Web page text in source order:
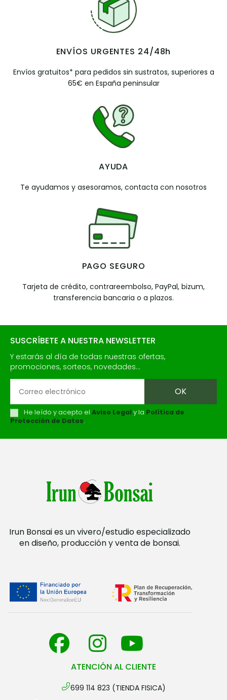
ENVÍOS URGENTES 24/48h
Envíos gratuitos* para pedidos sin sustratos, superiores a
65€ en España peninsular
AYUDA
Te ayudamos y asesoramos, contacta con nosotros
PAGO SEGURO
Tarjeta de crédito, contrareembolso, PayPal, bizum,
transferencia bancaria o a plazos.
SUSCRÍBETE A NUESTRA NEWSLETTER
Y estarás al día de todas nuestras ofertas,
promociones, sorteos, novedades...
He leído y acepto el Aviso Legaly la Política de
Protección de Datos.
Irun Bonsai es un vivero/estudio especializado
en diseño, producción y venta de bonsai.
ATENCIÓN AL CLIENTE
699 114 823 (TIENDA FISICA)